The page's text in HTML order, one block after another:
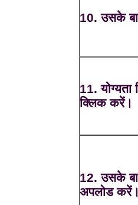
10. उसके
11.
क्लिक करें।
12. उसके
अपलोड करें।